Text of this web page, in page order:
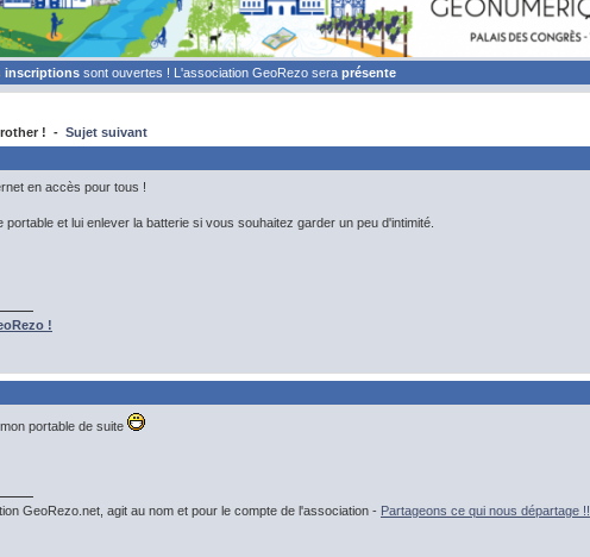
inscriptions sont ouvertes ! L'association GeoRezo sera présente
! - Sujet suivant
en accès pour tous !
et lui enlever la batterie si vous souhaitez garder un peu d'intimité.
!
portable de suite
GeoRezo.net, agit au nom et pour le compte de l'association - Partageons ce qui nous départage !!